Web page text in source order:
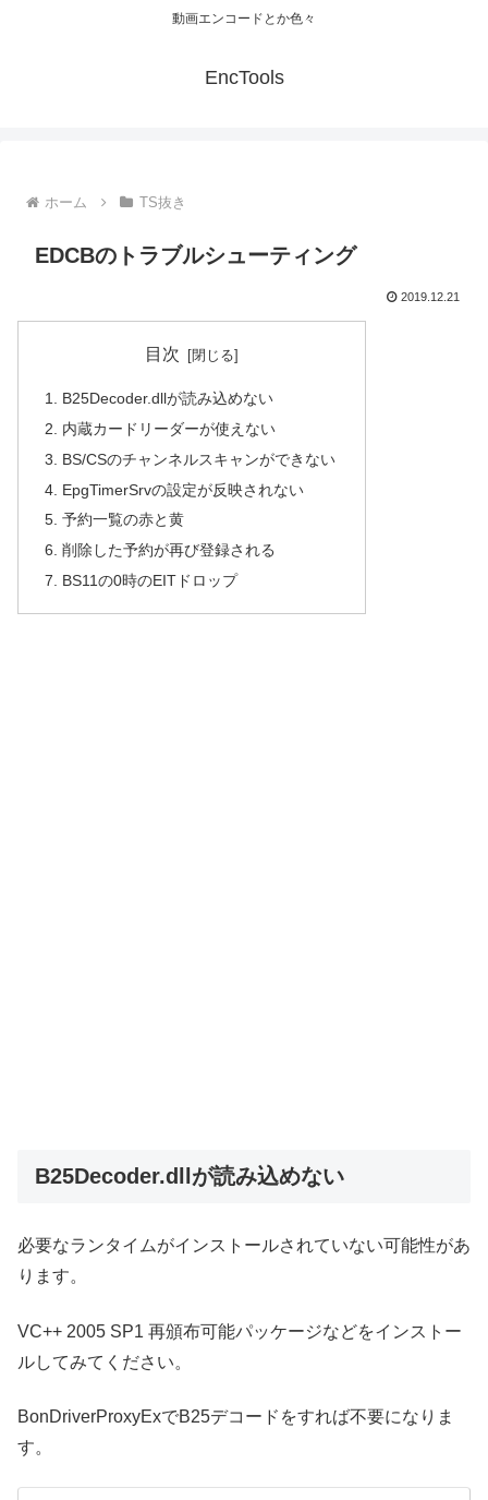
動画エンコードとか色々
EncTools
ホーム TS抜き
EDCBのトラブルシューティング
2019.12.21
目次
B25Decoder.dllが読み込めない
内蔵カードリーダーが使えない
BS/CSのチャンネルスキャンができない
EpgTimerSrvの設定が反映されない
予約一覧の赤と黄
削除した予約が再び登録される
BS11の0時のEITドロップ
B25Decoder.dllが読み込めない
必要なランタイムがインストールされていない可能性があ
ります。
VC++ 2005 SP1 再頒布可能パッケージなどをインストー
ルしてみてください。
BonDriverProxyExでB25デコードをすれば不要になりま
す。